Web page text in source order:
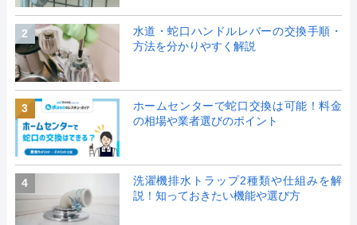
2
水道・蛇口ハンドルレバーの交換手順・
方法を分かりやすく解説
3
ホームセンターで蛇口交換は可能！料金
の相場や業者選びのポイント
4
洗濯機排水トラップ2種類や仕組みを解
説！知っておきたい機能や選び方